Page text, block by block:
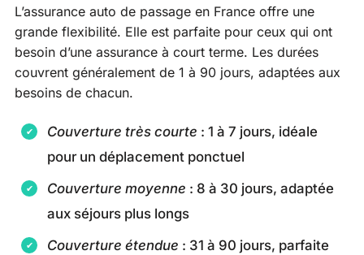
L’assurance auto de passage en France offre une
grande flexibilité. Elle est parfaite pour ceux qui ont
besoin d’une assurance à court terme. Les durées
couvrent généralement de 1 à 90 jours, adaptées aux
besoins de chacun.
Couverture très courte : 1 à 7 jours, idéale
pour un déplacement ponctuel
Couverture moyenne : 8 à 30 jours, adaptée
aux séjours plus longs
Couverture étendue : 31 à 90 jours, parfaite